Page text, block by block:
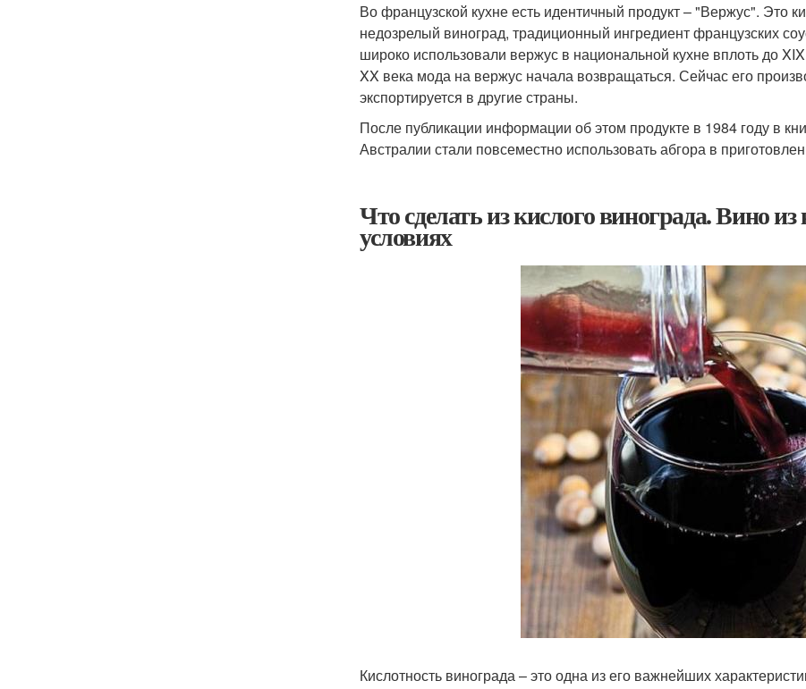
Во французской кухне есть идентичный продукт – "Вержус". Это
недозрелый виноград, традиционный ингредиент французских
широко использовали вержус в национальной кухне вплоть до
XX века мода на вержус начала возвращаться. Сейчас его
экспортируется в другие страны.
После публикации информации об этом продукте в 1984 году в
Австралии стали повсеместно использовать абгора в
Что сделать из кислого винограда. Вино
условиях
Кислотность винограда – это одна из его важнейших